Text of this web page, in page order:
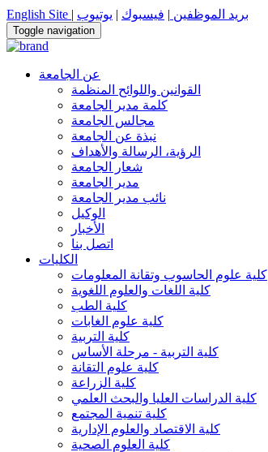
English Site | بريد الموظفين | فيسبوك | يوتيوب
Toggle navigation
عن الجامعة
القوانين واللوائح المنظمة
كلمة مدير الجامعة
مجالس الجامعة
نبذة عن الجامعة
الرؤية، الرسالة والأهداف
شعار الجامعة
مدير الجامعة
نائب مدير الجامعة
الوكيل
الأخبار
اتصل بنا
الكليات
كلية علوم الحاسوب وتقانة المعلومات
كلية اللغات والعلوم اللغوية
كلية الطب
كلية علوم الغابات
كلية التربية
كلية التربية - مرحلة الأساس
كلية علوم التقانة
كلية الزراعة
كلية الدراسات العليا والبحث العلمي
كلية تنمية المجتمع
كلية الاقتصاد والعلوم الإدارية
كلية العلوم الصحية